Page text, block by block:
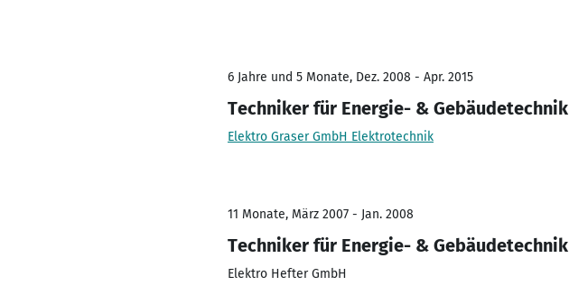
6 Jahre und 5 Monate, Dez. 2008 - Apr. 2015
Techniker für Energie- & Gebäudetechnik
Elektro Graser GmbH Elektrotechnik
11 Monate, März 2007 - Jan. 2008
Techniker für Energie- & Gebäudetechnik
Elektro Hefter GmbH